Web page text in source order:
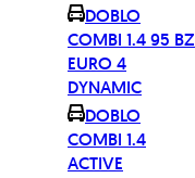
DOBLO
COMBI 1.4 95 BZ
EURO 4
DYNAMIC
DOBLO
COMBI 1.4
ACTIVE